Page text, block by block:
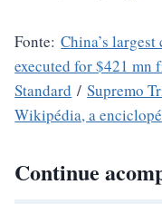
Fonte:China’s
executed for $421 mn
Standard /Supremo
Wikipédia, a
Continue